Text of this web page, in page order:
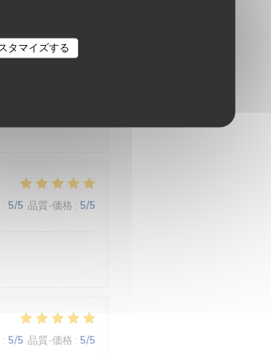
タマイズする
: 5/5 品質-価格 : 5/5
: 5/5 品質-価格 : 5/5